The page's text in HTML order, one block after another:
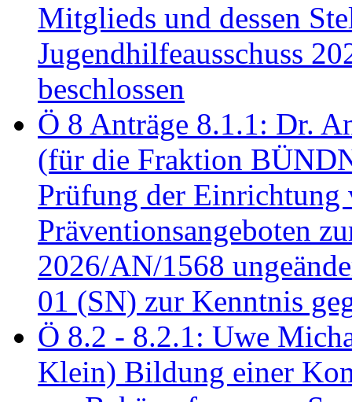
Mitglieds und dessen
Jugendhilfeausschuss
beschlossen
Ö 8 Anträge 8.1.1: Dr.
(für die Fraktion
Prüfung der Einrichtung
Präventionsangeboten
2026/AN/1568
01 (SN) zur Kenntnis
Ö 8.2 - 8.2.1: Uwe
Klein) Bildung einer